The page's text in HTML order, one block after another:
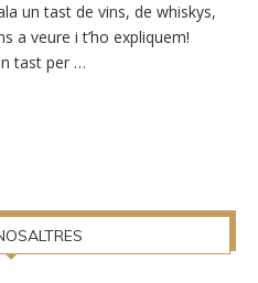
un tast de vins, de whiskys,
a veure i t’ho expliquem!
tast per …